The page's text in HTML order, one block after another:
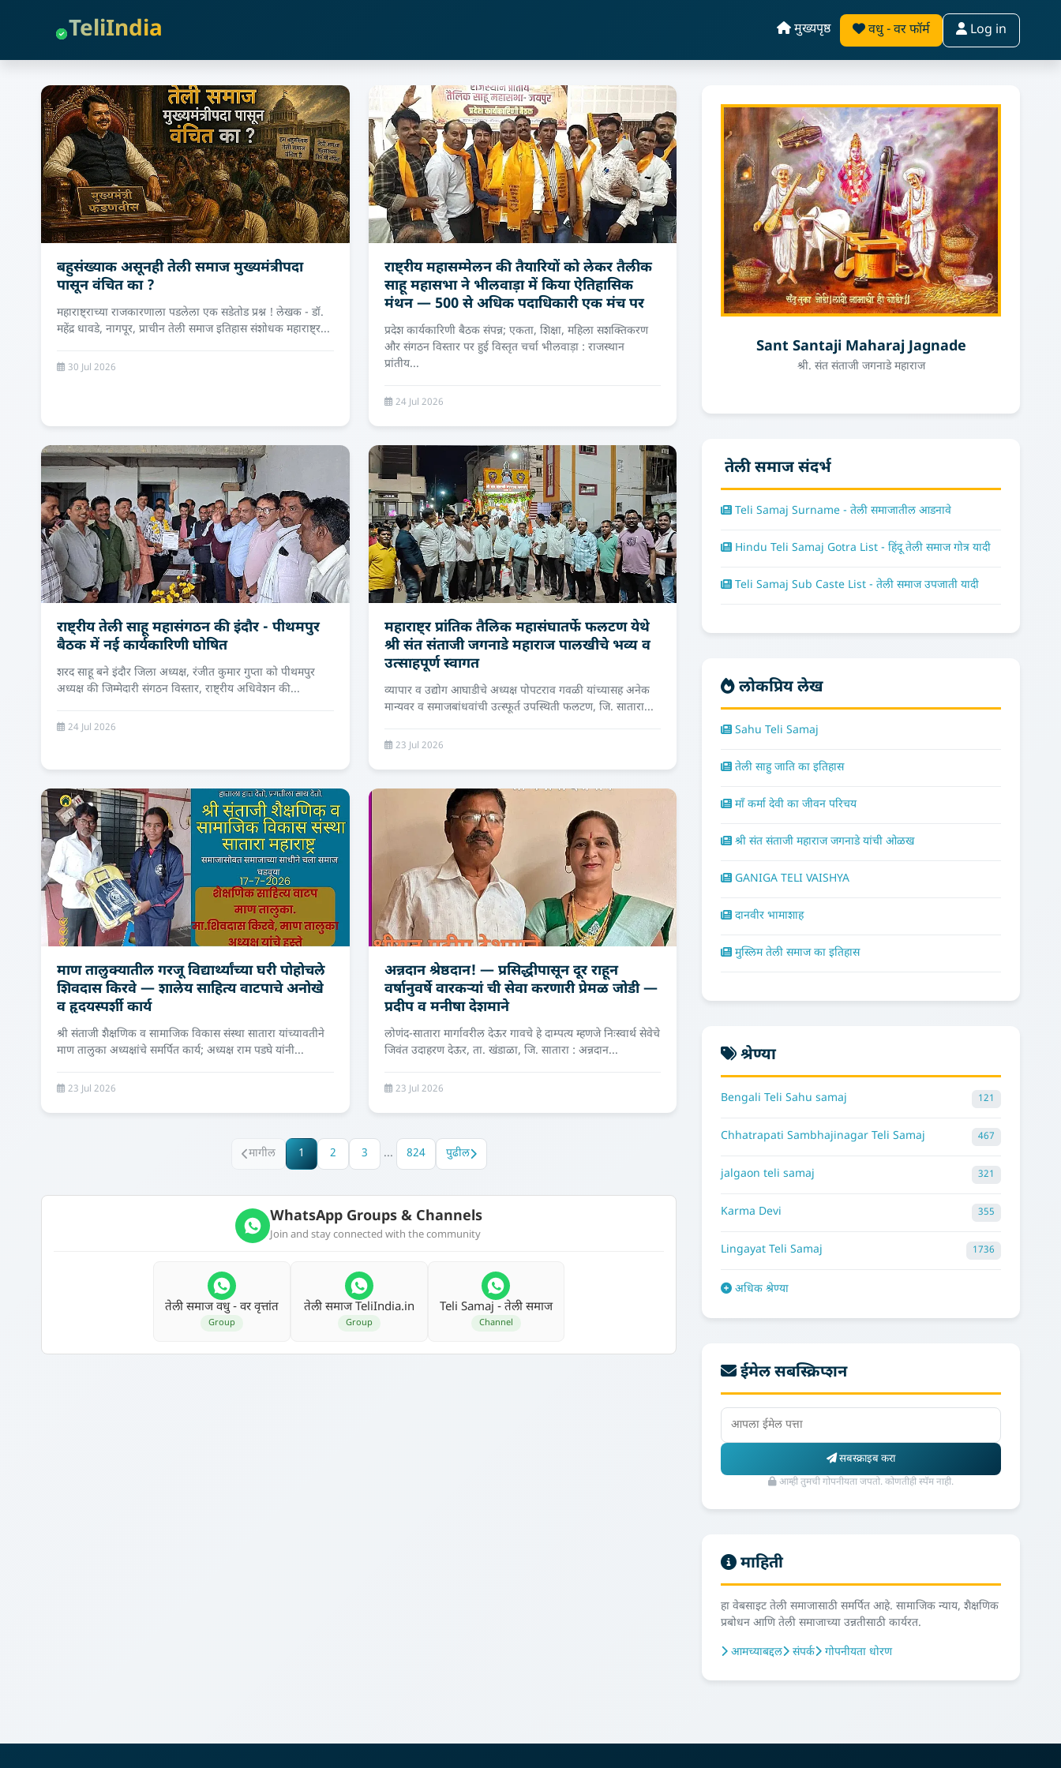
TeliIndia मुख्यपृष्ठ वधु - वर फॉर्म Log in
बहुसंख्याक असूनही तेली समाज मुख्यमंत्रीपदा
पासून वंचित का ?
महाराष्ट्राच्या राजकारणाला पडलेला एक सडेतोड प्रश्न ! लेखक - डॉ.
महेंद्र धावडे, नागपूर, प्राचीन तेली समाज इतिहास संशोधक महाराष्ट्र...
30 Jul 2026
राष्ट्रीय महासम्मेलन की तैयारियों को लेकर तैलीक
साहू महासभा ने भीलवाड़ा में किया ऐतिहासिक
मंथन — 500 से अधिक पदाधिकारी एक मंच पर
प्रदेश कार्यकारिणी बैठक संपन्न; एकता, शिक्षा, महिला सशक्तिकरण
और संगठन विस्तार पर हुई विस्तृत चर्चा भीलवाड़ा : राजस्थान
प्रांतीय...
24 Jul 2026
राष्ट्रीय तेली साहू महासंगठन की इंदौर - पीथमपुर
बैठक में नई कार्यकारिणी घोषित
शरद साहू बने इंदौर जिला अध्यक्ष, रंजीत कुमार गुप्ता को पीथमपुर
अध्यक्ष की जिम्मेदारी संगठन विस्तार, राष्ट्रीय अधिवेशन की...
24 Jul 2026
महाराष्ट्र प्रांतिक तैलिक महासंघातर्फे फलटण येथे
श्री संत संताजी जगनाडे महाराज पालखीचे भव्य व
उत्साहपूर्ण स्वागत
व्यापार व उद्योग आघाडीचे अध्यक्ष पोपटराव गवळी यांच्यासह अनेक
मान्यवर व समाजबांधवांची उत्स्फूर्त उपस्थिती फलटण, जि. सातारा...
23 Jul 2026
माण तालुक्यातील गरजू विद्यार्थ्यांच्या घरी पोहोचले
शिवदास किरवे — शालेय साहित्य वाटपाचे अनोखे
व हृदयस्पर्शी कार्य
श्री संताजी शैक्षणिक व सामाजिक विकास संस्था सातारा यांच्यावतीने
माण तालुका अध्यक्षांचे समर्पित कार्य; अध्यक्ष राम पडघे यांनी...
23 Jul 2026
अन्नदान श्रेष्ठदान! — प्रसिद्धीपासून दूर राहून
वर्षानुवर्षे वारकऱ्यां ची सेवा करणारी प्रेमळ जोडी —
प्रदीप व मनीषा देशमाने
लोणंद-सातारा मार्गावरील देऊर गावचे हे दाम्पत्य म्हणजे निःस्वार्थ सेवेचे
जिवंत उदाहरण देऊर, ता. खंडाळा, जि. सातारा : अन्नदान...
23 Jul 2026
मागील 1 2 3 ... 824 पुढील
WhatsApp Groups & Channels
Join and stay connected with the community
तेली समाज वधु - वर वृत्तांत
Group
तेली समाज TeliIndia.in
Group
Teli Samaj - तेली समाज
Channel
Sant Santaji Maharaj Jagnade
श्री. संत संताजी जगनाडे महाराज
तेली समाज संदर्भ
Teli Samaj Surname - तेली समाजातील आडनावे
Hindu Teli Samaj Gotra List - हिंदू तेली समाज गोत्र यादी
Teli Samaj Sub Caste List - तेली समाज उपजाती यादी
लोकप्रिय लेख
Sahu Teli Samaj
तेली साहु जाति का इतिहास
माँ कर्मा देवी का जीवन परिचय
श्री संत संताजी महाराज जगनाडे यांची ओळख
GANIGA TELI VAISHYA
दानवीर भामाशाह
मुस्लिम तेली समाज का इतिहास
श्रेण्या
Bengali Teli Sahu samaj 121
Chhatrapati Sambhajinagar Teli Samaj 467
jalgaon teli samaj 321
Karma Devi 355
Lingayat Teli Samaj 1736
अधिक श्रेण्या
ईमेल सबस्क्रिप्शन
सबस्क्राइब करा
आम्ही तुमची गोपनीयता जपतो. कोणतीही स्पॅम नाही.
माहिती
हा वेबसाइट तेली समाजासाठी समर्पित आहे. सामाजिक न्याय, शैक्षणिक
प्रबोधन आणि तेली समाजाच्या उन्नतीसाठी कार्यरत.
आमच्याबद्दल
संपर्क गोपनीयता धोरण